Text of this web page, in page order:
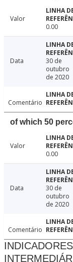
Valor
0.00
Data
30 de
outubro
de 2020
Comentário
of which 50
Valor
0.00
Data
30 de
outubro
de 2020
Comentário